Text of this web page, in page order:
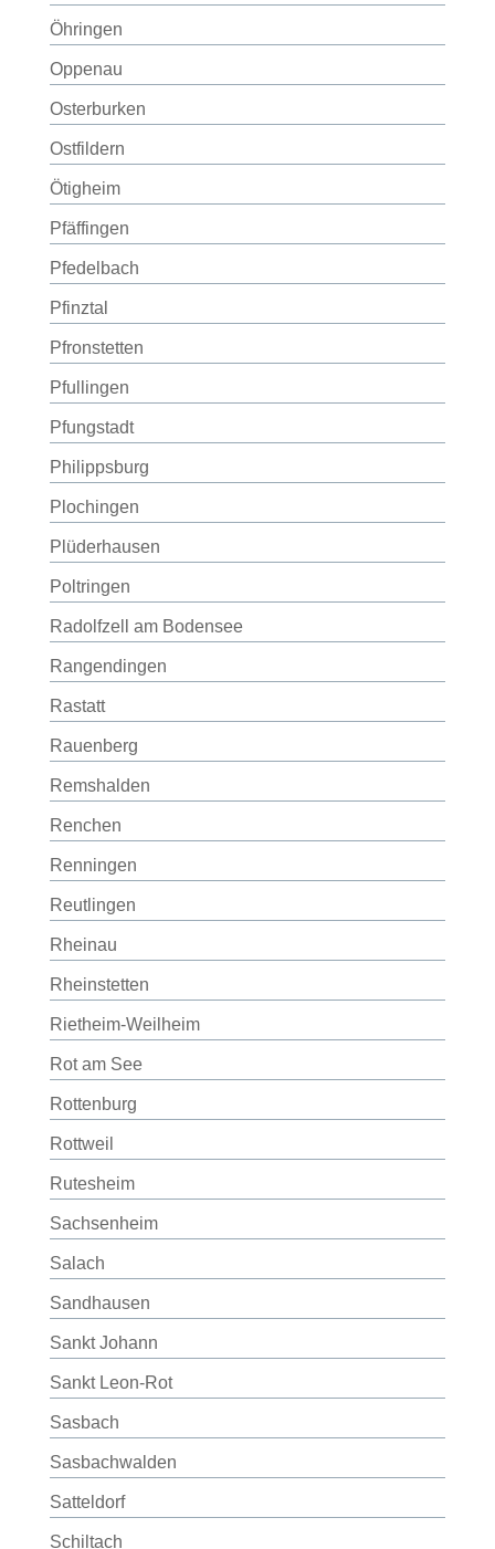
Öhringen
Oppenau
Osterburken
Ostfildern
Ötigheim
Pfäffingen
Pfedelbach
Pfinztal
Pfronstetten
Pfullingen
Pfungstadt
Philippsburg
Plochingen
Plüderhausen
Poltringen
Radolfzell am Bodensee
Rangendingen
Rastatt
Rauenberg
Remshalden
Renchen
Renningen
Reutlingen
Rheinau
Rheinstetten
Rietheim-Weilheim
Rot am See
Rottenburg
Rottweil
Rutesheim
Sachsenheim
Salach
Sandhausen
Sankt Johann
Sankt Leon-Rot
Sasbach
Sasbachwalden
Satteldorf
Schiltach